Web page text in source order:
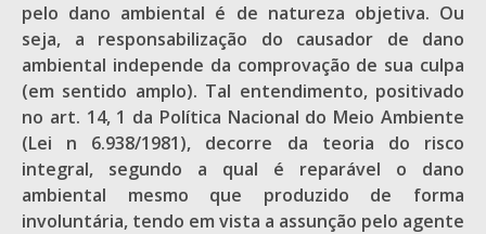
pelo dano ambiental é de natureza objetiva. Ou
seja, a responsabilização do causador de dano
ambiental independe da comprovação de sua culpa
(em sentido amplo). Tal entendimento, positivado
no art. 14, 1 da Política Nacional do Meio Ambiente
(Lei n 6.938/1981), decorre da teoria do risco
integral, segundo a qual é reparável o dano
ambiental mesmo que produzido de forma
involuntária, tendo em vista a assunção pelo agente